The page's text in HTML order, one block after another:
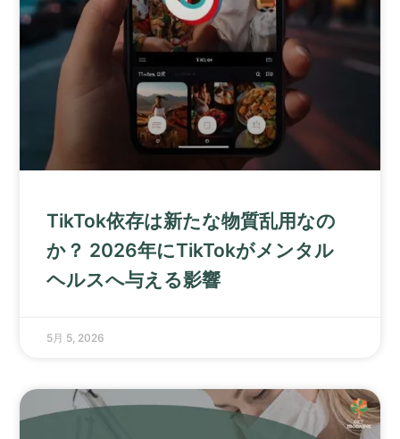
TikTok依存は新たな物質乱用なの
か？ 2026年にTikTokがメンタル
ヘルスへ与える影響
5月 5, 2026